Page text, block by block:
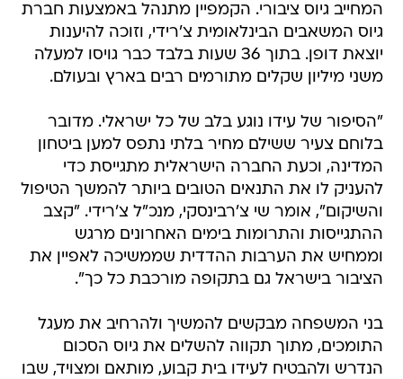
המחייב גיוס ציבורי. הקמפיין מתנהל באמצעות חברת
גיוס המשאבים הבינלאומית צ'רידי, וזוכה להיענות
יוצאת דופן. בתוך 36 שעות בלבד כבר גויסו למעלה
משני מיליון שקלים מתורמים רבים בארץ ובעולם.
"הסיפור של עידו נוגע בלב של כל ישראלי. מדובר
בלוחם צעיר ששילם מחיר בלתי נתפס למען ביטחון
המדינה, וכעת החברה הישראלית מתגייסת כדי
להעניק לו את התנאים הטובים ביותר להמשך הטיפול
והשיקום", אומר שי צ'רבינסקי, מנכ"ל צ'רידי. "קצב
ההתגייסות והתרומות בימים האחרונים מרגש
וממחיש את הערבות ההדדית שממשיכה לאפיין את
הציבור בישראל גם בתקופה מורכבת כל כך".
בני המשפחה מבקשים להמשיך ולהרחיב את מעגל
התומכים, מתוך תקווה להשלים את גיוס הסכום
הנדרש ולהבטיח לעידו בית קבוע, מותאם ומצויד, שבו